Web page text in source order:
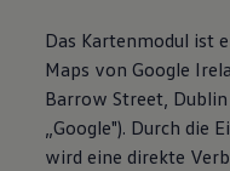
Das Kartenmodul ist
Maps von Google
Barrow Street,
„Google"). Durch die
wird eine direkte